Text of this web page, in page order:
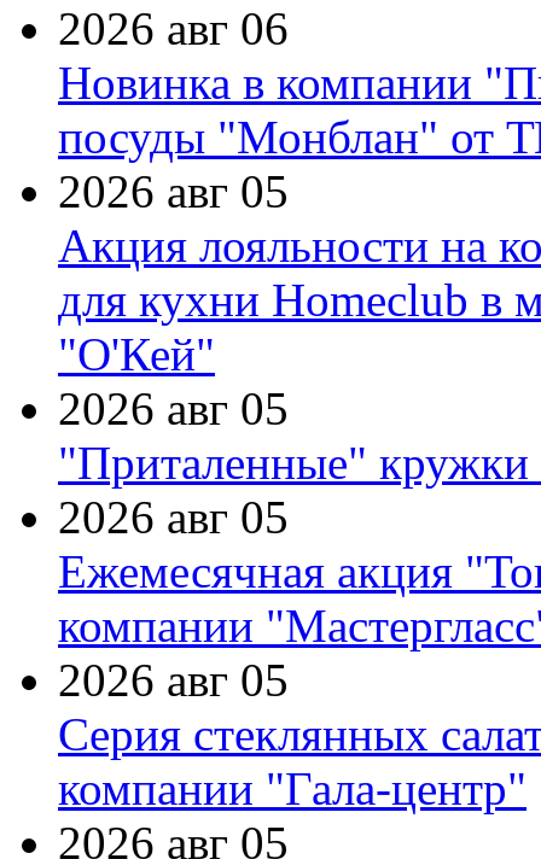
2026 авг 06
Новинка в компании
посуды "Монблан" от
2026 авг 05
Акция лояльности на
для кухни Homeclub в
"О'Кей"
2026 авг 05
"Приталенные" кружки
2026 авг 05
Ежемесячная акция
компании
2026 авг 05
Серия стеклянных
компании "Гала-центр"
2026 авг 05